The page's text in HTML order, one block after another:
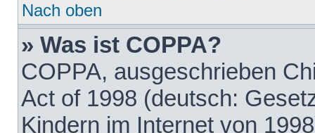
Nach oben
» Was ist COPPA?
COPPA, ausgeschrieben
Act of 1998 (deutsch:
Kindern im Internet von